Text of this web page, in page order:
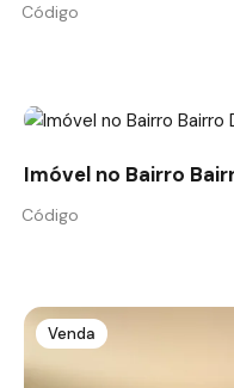
Código
Imóvel no Bairro
Código
Venda